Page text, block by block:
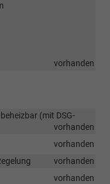
vorhanden
(mit DSG-
vorhanden
vorhanden
vorhanden
vorhanden